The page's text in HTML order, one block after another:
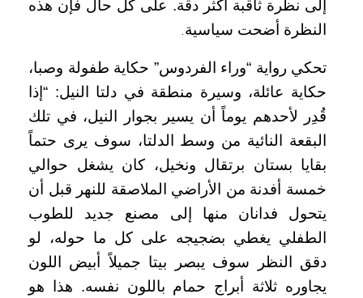
إلى نظرة ثاقبة أكثر دقة. على كل حال فإن هذه
النظرة أضحت سياسية.
تحكي رواية “وراء الفردوس” حكاية طفولة وصبا،
حكاية عائلة، وسيرة منطقة في دلتا النيل: “إذا
قُدِر لأحدهم يوماً أن يسير بجوار النيل، في تلك
البقعة النائية من وسط الدلتا، سوف يرى حتماً
بقايا بستان برتقال ونخيل، كان يشغل حوالي
خمسة أفدنة من الأراضي الملاصقة للنهر قبل أن
يتحول فدانان منها إلى مصنع جديد للطوب
الطفلي يغطي بضجيجه على كل ما حوله، لو
دقق النظر سوف يبصر بيتا جميلاً أبيض اللون
يجاوره ثلاثة أبراج حمام باللون نفسه. هذا هو